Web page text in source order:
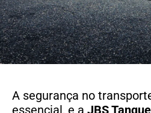
A segurança no